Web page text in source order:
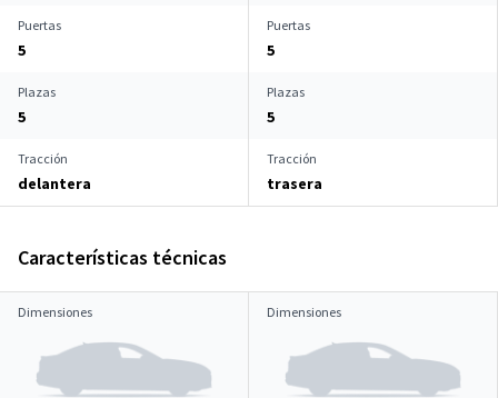
Puertas
5
Puertas
5
Plazas
5
Plazas
5
Tracción
delantera
Tracción
trasera
Características técnicas
Dimensiones Dimensiones